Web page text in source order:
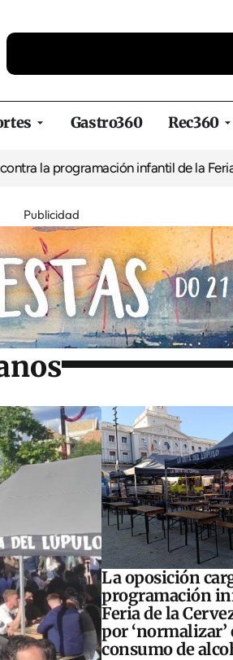
Gastro360 Rec360
infantil de la Feria de la
Publicidad
La oposición
programación
Feria de la
por ‘normalizar’
consumo de